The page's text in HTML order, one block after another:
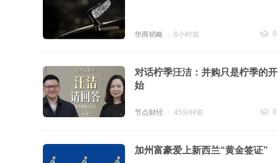
华商韬略 6小时前
0
对话柠季汪洁：并购只是柠季的开
始
节点财经 45分钟前
0
加州富豪爱上新西兰“黄金签证”